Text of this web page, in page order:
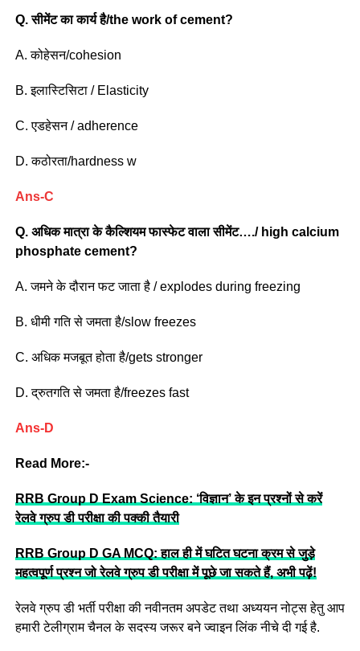
Q.सीमेंट का कार्य है/the work of cement?
A. कोहेसन/cohesion
B. इलास्टिसिटा / Elasticity
C. एडहेसन / adherence
D. कठोरता/hardness w
Ans-C
Q.अधिक मात्रा के कैल्शियम फास्फेट वाला सीमेंट…./ high calcium
phosphate cement?
A. जमने के दौरान फट जाता है / explodes during freezing
B. धीमी गति से जमता है/slow freezes
C. अधिक मजबूत होता है/gets stronger
D. द्रुतगति से जमता है/freezes fast
Ans-D
Read More:-
RRB Group D Exam Science: ‘विज्ञान’ के इन प्रश्नों से करें
रेलवे ग्रुप डी परीक्षा की पक्की तैयारी
RRB Group D GA MCQ: हाल ही में घटित घटना क्रम से जुड़े
महत्वपूर्ण प्रश्न जो रेलवे ग्रुप डी परीक्षा में पूछे जा सकते हैं, अभी पढ़ें!
रेलवे ग्रुप डी भर्ती परीक्षा की नवीनतम अपडेट तथा अध्ययन नोट्स हेतु आप
हमारी टेलीग्राम चैनल के सदस्य जरूर बने ज्वाइन लिंक नीचे दी गई है.